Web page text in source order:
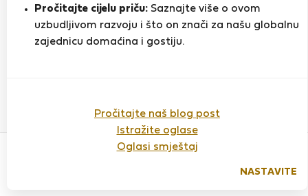
Pročitajte cijelu priču: Saznajte više o ovom
uzbudljivom razvoju i što on znači za našu globalnu
zajednicu domaćina i gostiju.
Pročitajte naš blog post
Istražite oglase
Oglasi smještaj
NASTAVITE
Povjerenje & Sigurnost